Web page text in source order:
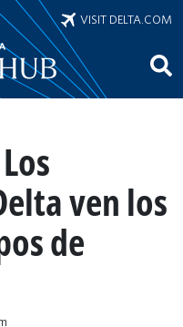
VISIT DELTA.COM
ven los
de